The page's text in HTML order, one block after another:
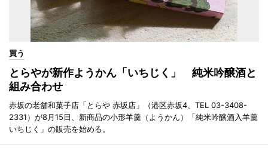
買う
とらやが新作ようかん「いちじく」 純米吟醸酒と
組み合わせ
赤坂の老舗和菓子店「とらや 赤坂店」（港区赤坂4、TEL 03-3408-
2331）が8月15日、新商品の小形羊羹（ようかん）「純米吟醸酒入羊羹
いちじく」の販売を始める。